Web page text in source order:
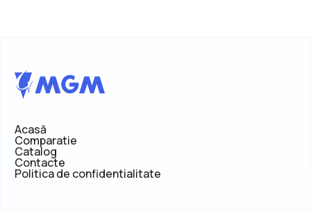
Acasă
Comparatie
Catalog
Contacte
Politica de confidentialitate